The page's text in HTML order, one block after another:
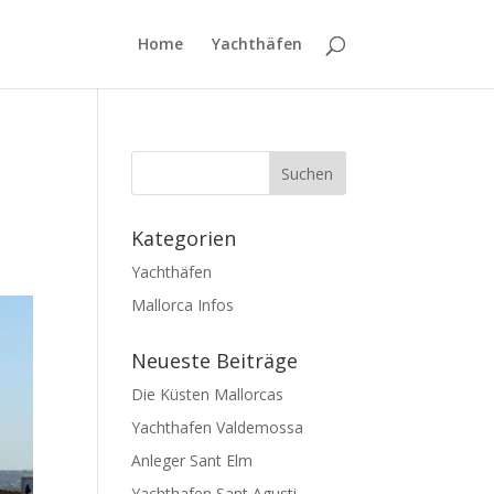
Home Yachthäfen
Kategorien
Yachthäfen
Mallorca Infos
Neueste Beiträge
Die Küsten Mallorcas
Yachthafen Valdemossa
Anleger Sant Elm